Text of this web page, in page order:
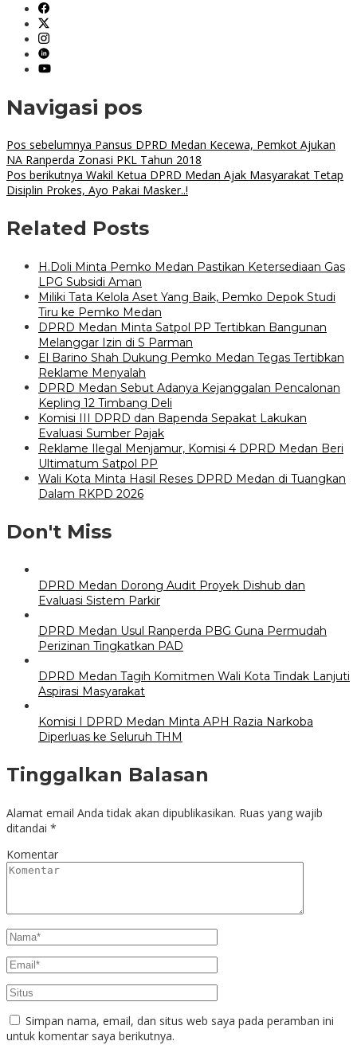
Navigasi pos
Pos sebelumnya Pansus DPRD Medan Kecewa, Pemkot Ajukan
NA Ranperda Zonasi PKL Tahun 2018
Pos berikutnya Wakil Ketua DPRD Medan Ajak Masyarakat Tetap
Disiplin Prokes, Ayo Pakai Masker..!
Related Posts
H.Doli Minta Pemko Medan Pastikan Ketersediaan Gas
LPG Subsidi Aman
Miliki Tata Kelola Aset Yang Baik, Pemko Depok Studi
Tiru ke Pemko Medan
DPRD Medan Minta Satpol PP Tertibkan Bangunan
Melanggar Izin di S Parman
El Barino Shah Dukung Pemko Medan Tegas Tertibkan
Reklame Menyalah
DPRD Medan Sebut Adanya Kejanggalan Pencalonan
Kepling 12 Timbang Deli
Komisi III DPRD dan Bapenda Sepakat Lakukan
Evaluasi Sumber Pajak
Reklame Ilegal Menjamur, Komisi 4 DPRD Medan Beri
Ultimatum Satpol PP
Wali Kota Minta Hasil Reses DPRD Medan di Tuangkan
Dalam RKPD 2026
Don't Miss
DPRD Medan Dorong Audit Proyek Dishub dan
Evaluasi Sistem Parkir
DPRD Medan Usul Ranperda PBG Guna Permudah
Perizinan Tingkatkan PAD
DPRD Medan Tagih Komitmen Wali Kota Tindak Lanjuti
Aspirasi Masyarakat
Komisi I DPRD Medan Minta APH Razia Narkoba
Diperluas ke Seluruh THM
Tinggalkan Balasan
Alamat email Anda tidak akan dipublikasikan. Ruas yang wajib
ditandai *
Komentar
Simpan nama, email, dan situs web saya pada peramban ini
untuk komentar saya berikutnya.